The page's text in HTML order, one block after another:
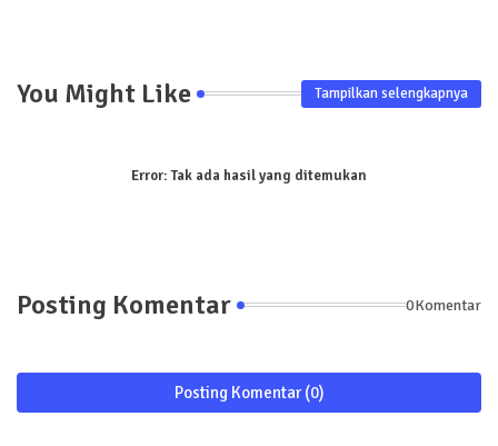
You Might Like Tampilkan selengkapnya
Error:Tak ada hasil yang ditemukan
Posting Komentar 0Komentar
Posting Komentar (0)